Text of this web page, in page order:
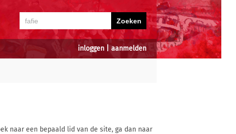
inloggen aanmelden
naar een bepaald lid van de site, ga dan naar